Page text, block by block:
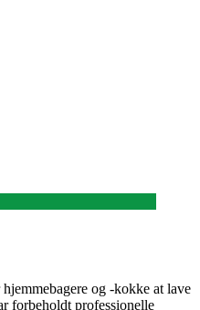
og -kokke at lave
forbeholdt professionelle